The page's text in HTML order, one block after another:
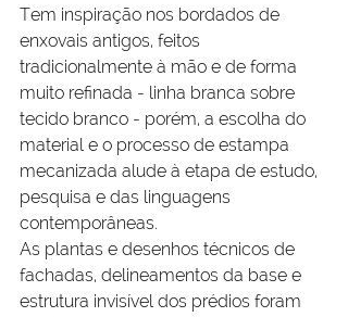
Tem inspiração nos bordados de
enxovais antigos, feitos
tradicionalmente à mão e de forma
muito refinada - linha branca sobre
tecido branco - porém, a escolha do
material e o processo de estampa
mecanizada alude à etapa de estudo,
pesquisa e das linguagens
contemporâneas.
As plantas e desenhos técnicos de
fachadas, delineamentos da base e
estrutura invisível dos prédios foram